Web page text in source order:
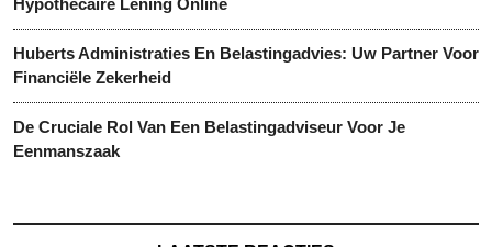
Hypothecaire Lening Online
Huberts Administraties En Belastingadvies: Uw Partner Voor
Financiële Zekerheid
De Cruciale Rol Van Een Belastingadviseur Voor Je
Eenmanszaak